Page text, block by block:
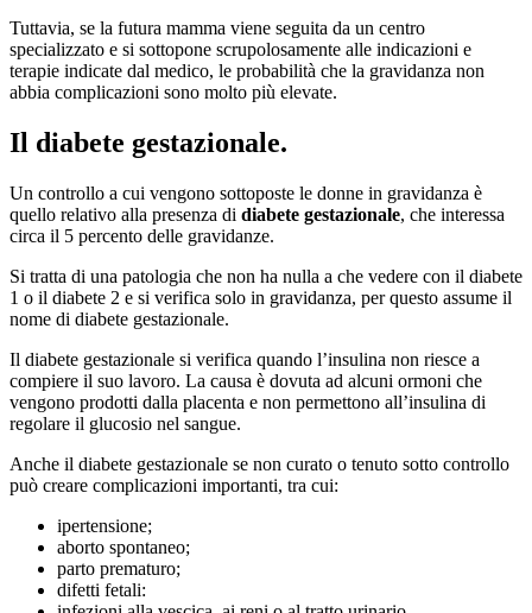
Tuttavia, se la futura mamma viene seguita da un centro
specializzato e si sottopone scrupolosamente alle indicazioni e
terapie indicate dal medico, le probabilità che la gravidanza non
abbia complicazioni sono molto più elevate.
Il diabete gestazionale.
Un controllo a cui vengono sottoposte le donne in gravidanza è
quello relativo alla presenza di diabete gestazionale, che interessa
circa il 5 percento delle gravidanze.
Si tratta di una patologia che non ha nulla a che vedere con il diabete
1 o il diabete 2 e si verifica solo in gravidanza, per questo assume il
nome di diabete gestazionale.
Il diabete gestazionale si verifica quando l’insulina non riesce a
compiere il suo lavoro. La causa è dovuta ad alcuni ormoni che
vengono prodotti dalla placenta e non permettono all’insulina di
regolare il glucosio nel sangue.
Anche il diabete gestazionale se non curato o tenuto sotto controllo
può creare complicazioni importanti, tra cui:
ipertensione;
aborto spontaneo;
parto prematuro;
difetti fetali: